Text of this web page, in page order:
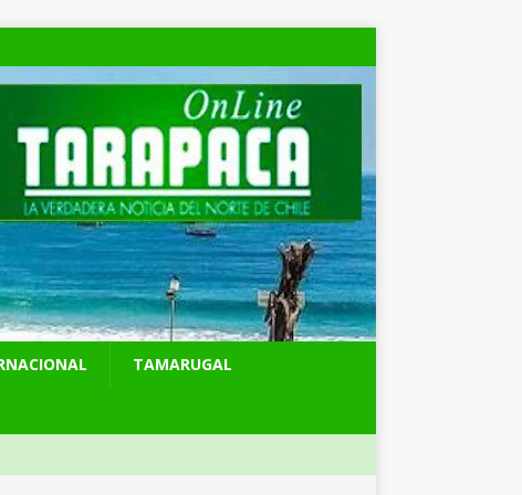
TAMARUGAL